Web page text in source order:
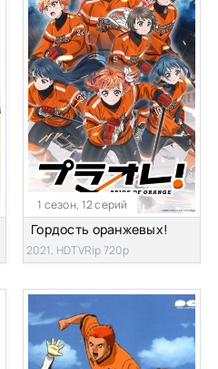
1 сезон, 12 серий
Гордость оранжевых!
2021, HDTVRip 720p